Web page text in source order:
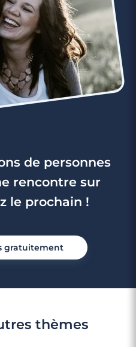
de personnes
rencontre sur
le prochain !
gratuitement
thèmes